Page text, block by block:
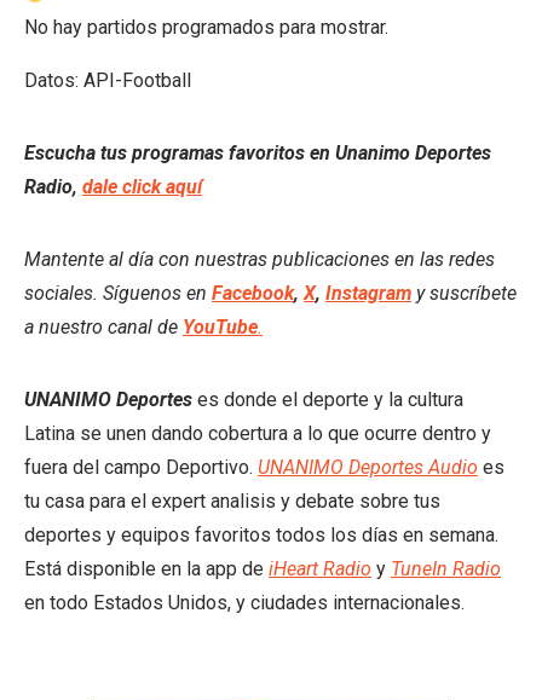
No hay partidos programados para mostrar.
Datos: API-Football
Escucha tus programas favoritos en Unanimo Deportes
Radio, dale click aquí
Mantente al día con nuestras publicaciones en las redes
sociales. Síguenos en Facebook,X, Instagram y suscríbete
a nuestro canal de YouTube.
UNANIMO Deportes es donde el deporte y la cultura
Latina se unen dando cobertura a lo que ocurre dentro y
fuera del campo Deportivo. UNANIMO Deportes Audio es
tu casa para el expert analisis y debate sobre tus
deportes y equipos favoritos todos los días en semana.
Está disponible en la app de iHeart Radio y TuneIn Radio
en todo Estados Unidos, y ciudades internacionales.